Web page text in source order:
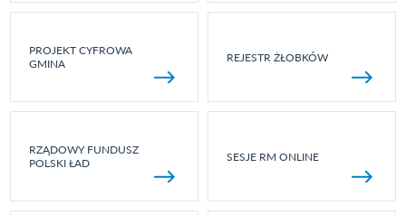
PROJEKT CYFROWA
GMINA
REJESTR ŻŁOBKÓW
RZĄDOWY FUNDUSZ
POLSKI ŁAD
SESJE RM ONLINE